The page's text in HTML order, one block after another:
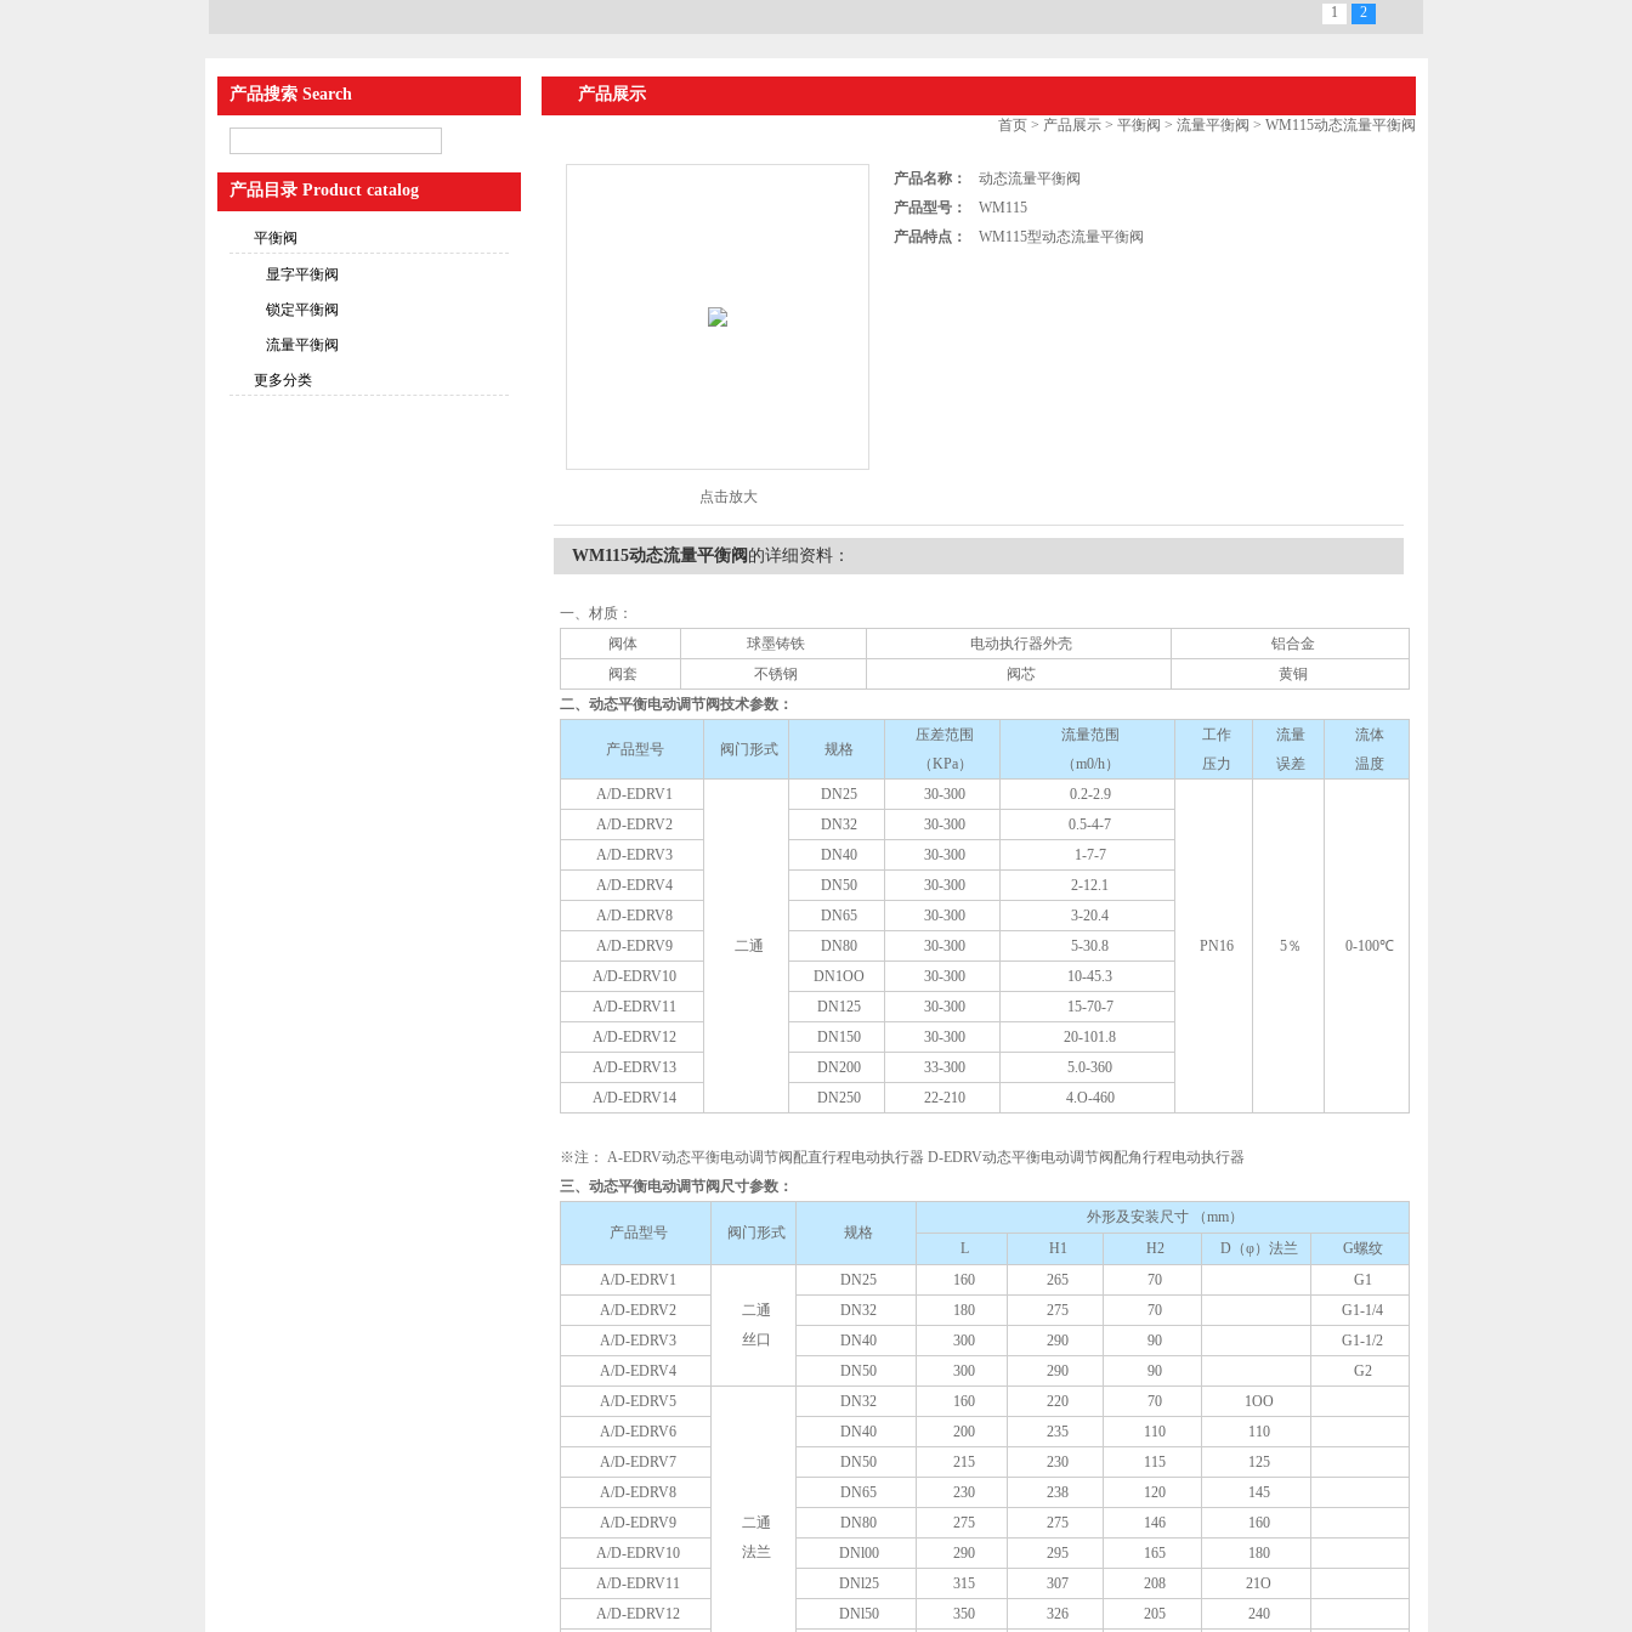
1 2
产品搜索 Search
产品目录 Product catalog
平衡阀
显字平衡阀
锁定平衡阀
流量平衡阀
更多分类
产品展示
首页> 产品展示> 平衡阀 > 流量平衡阀 > WM115动态流量平衡阀
点击放大
产品名称：
动态流量平衡阀
产品型号：
WM115
产品特点：
WM115型动态流量平衡阀
WM115动态流量平衡阀 的详细资料：
一、材质：
阀体
球墨铸铁 电动执行器外壳
铝合金
阀套
不锈钢 阀芯
黄铜
二、动态平衡电动调节阀技术参数：
产品型号 阀门形式 规格
压差范围
（KPa）
流量范围
（m0/h）
工作
压力
流量
误差
流体
温度
A/D-EDRV1
二通
DN25 30-300 0.2-2.9
PN16 5％ 0-100℃
A/D-EDRV2 DN32 30-300
0.5-4-7
A/D-EDRV3
DN40 30-300
1-7-7
A/D-EDRV4
DN50 30-300
2-12.1
A/D-EDRV8
DN65 30-300
3-20.4
A/D-EDRV9
DN80 30-300
5-30.8
A/D-EDRV10
DN1OO 30-300
10-45.3
A/D-EDRV11
DN125 30-300
15-70-7
A/D-EDRV12
DN150 30-300
20-101.8
A/D-EDRV13
DN200 33-300
5.0-360
A/D-EDRV14
DN250 22-210 4.O-460
※注： A-EDRV动态平衡电动调节阀配直行程电动执行器 D-EDRV动态平衡电动调节阀配角行程电动执行器
三、动态平衡电动调节阀尺寸参数：
产品型号 阀门形式 规格
外形及安装尺寸 （mm）
L
H1 H2 D（φ）法兰
G螺纹
A/D-EDRV1
二通
丝口
DN25 160 265 70
G1
A/D-EDRV2
DN32 180 275 70
G1-1/4
A/D-EDRV3
DN40 300 290 90
G1-1/2
A/D-EDRV4
DN50 300 290 90
G2
A/D-EDRV5
二通
法兰
DN32 160 220 70
1OO
A/D-EDRV6
DN40 200 235 110
110
A/D-EDRV7
DN50 215 230 115
125
A/D-EDRV8
DN65 230 238 120
145
A/D-EDRV9
DN80 275 275 146
160
A/D-EDRV10
DNl00 290 295 165
180
A/D-EDRV11
DNl25 315 307 208
21O
A/D-EDRV12
DNl50 350 326 205 240